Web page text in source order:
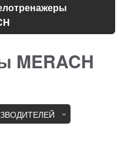
MERACH